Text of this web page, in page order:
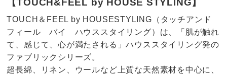
【TOUCH&FEEL by HOUSE STYLING】
TOUCH＆FEEL by HOUSESTYLING（タッチアンド
フィール バイ ハウススタイリング）は、「肌が触れ
て、感じて、心が満たされる」ハウススタイリング発の
ファブリックシリーズ。
超長綿、リネン、ウールなど上質な天然素材を中心に、